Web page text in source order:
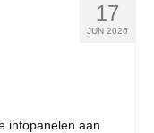
17
JUN 2026
infopanelen aan